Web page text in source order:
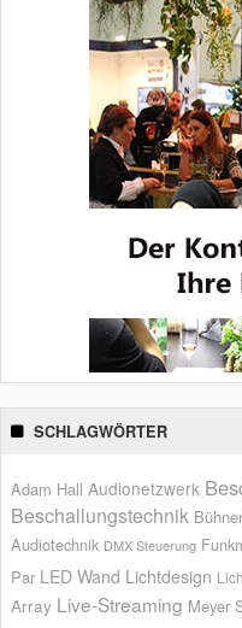
SCHLAGWÖRTER
Adam Hall Audionetzwerk
Beschallungstechnik
Audiotechnik DMX Steuerung
Par LED Wand Lichtdesign
Array Live-Streaming Meyer